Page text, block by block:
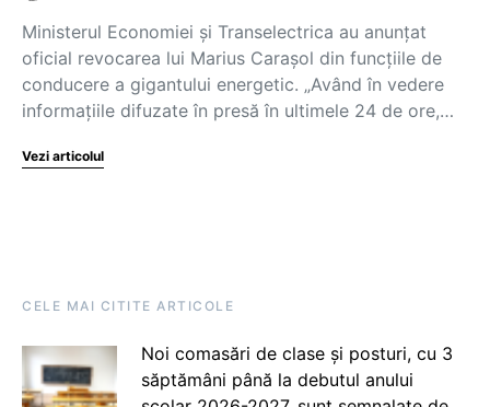
Ministerul Economiei și Transelectrica au anunțat
oficial revocarea lui Marius Carașol din funcțiile de
conducere a gigantului energetic. „Având în vedere
informațiile difuzate în presă în ultimele 24 de ore,…
Vezi articolul
CELE MAI CITITE ARTICOLE
Noi comasări de clase și posturi, cu 3
săptămâni până la debutul anului